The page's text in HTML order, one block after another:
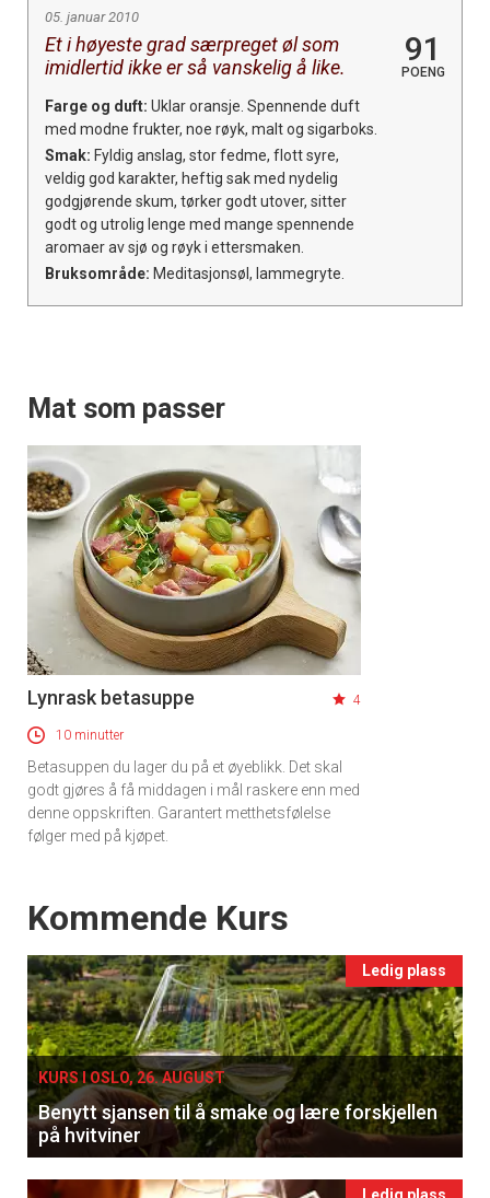
05. januar 2010
Et i høyeste grad særpreget øl som
imidlertid ikke er så vanskelig å like.
91
POENG
Farge og duft: Uklar oransje. Spennende duft
med modne frukter, noe røyk, malt og sigarboks.
Smak: Fyldig anslag, stor fedme, flott syre,
veldig god karakter, heftig sak med nydelig
godgjørende skum, tørker godt utover, sitter
godt og utrolig lenge med mange spennende
aromaer av sjø og røyk i ettersmaken.
Bruksområde: Meditasjonsøl, lammegryte.
Mat som passer
Lynrask betasuppe 4
10 minutter
Betasuppen du lager du på et øyeblikk. Det skal
godt gjøres å få middagen i mål raskere enn med
denne oppskriften. Garantert metthetsfølelse
følger med på kjøpet.
Events
Kommende Kurs
Ledig plass
KURS I OSLO, 26. AUGUST
Benytt sjansen til å smake og lære forskjellen
på hvitviner